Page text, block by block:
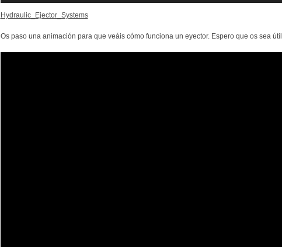
Hydraulic_Ejector_Systems
Os paso una animación para que veáis cómo funciona un eyector. Espero que os sea útil.